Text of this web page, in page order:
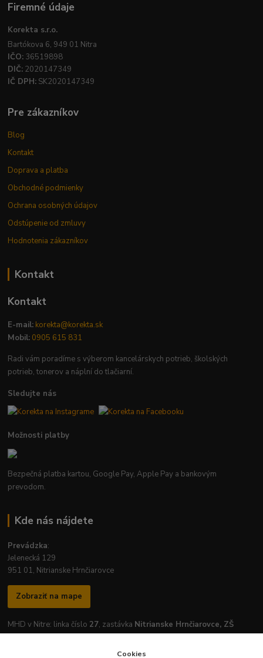
Firemné údaje
Korekta s.r.o.
Bartókova 6, 949 01 Nitra
IČO: 36519898
DIČ: 2020147349
IČ DPH: SK2020147349
Pre zákazníkov
Blog
Kontakt
Doprava a platba
Obchodné podmienky
Ochrana osobných údajov
Odstúpenie od zmluvy
Hodnotenia zákazníkov
Kontakt
Kontakt
E-mail: korekta@korekta.sk
Mobil: 0905 615 831
Radi vám poradíme s výberom kancelárskych potrieb, školských
potrieb, tonerov a náplní do tlačiarní.
Sledujte nás
Možnosti platby
Bezpečná platba kartou, Google Pay, Apple Pay a bankovým
prevodom.
Kde nás nájdete
Prevádzka:
Jelenecká 129
951 01, Nitrianske Hrnčiarovce
Zobraziť na mape
MHD v Nitre: linka číslo 27, zastávka Nitrianske Hrnčiarovce, ZŠ
Cookies